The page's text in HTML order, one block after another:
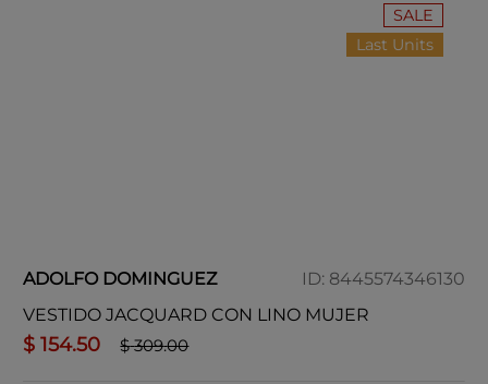
SALE
Last Units
ADOLFO DOMINGUEZ ID: 8445574346130
VESTIDO JACQUARD CON LINO MUJER
$ 154.50 $ 309.00